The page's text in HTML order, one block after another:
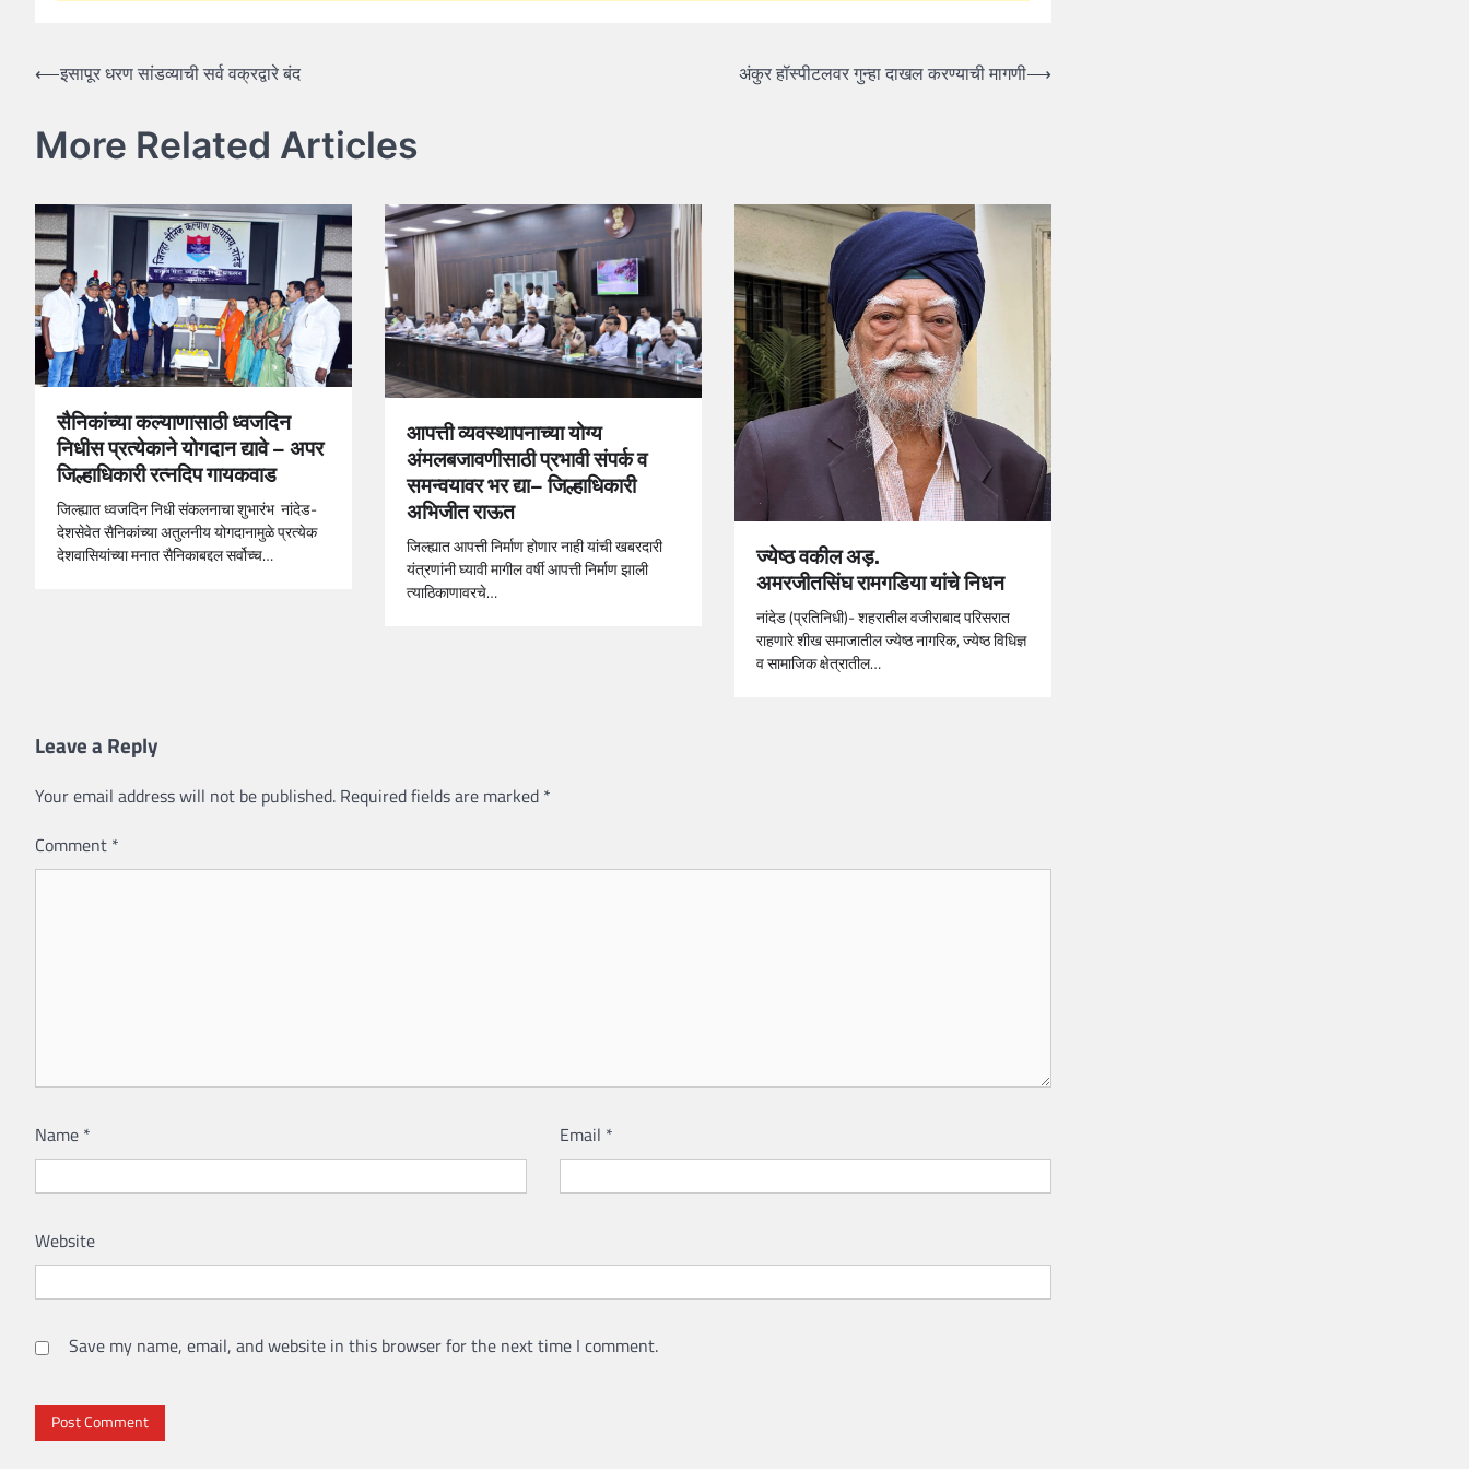
Post
⟵इसापूर धरण सांडव्याची सर्व वक्रद्वारे बंद अंकुर हॉस्पीटलवर गुन्हा दाखल करण्याची मागणी⟶
More Related Articles
सैनिकांच्या कल्याणासाठी ध्वजदिन
निधीस प्रत्येकाने योगदान द्यावे – अपर
जिल्हाधिकारी रत्नदिप गायकवाड
जिल्ह्यात ध्वजदिन निधी संकलनाचा शुभारंभ नांदेड-
देशसेवेत सैनिकांच्या अतुलनीय योगदानामुळे प्रत्येक
देशवासियांच्या मनात सैनिकाबद्दल सर्वोच्च…
आपत्ती व्यवस्थापनाच्या योग्य
अंमलबजावणीसाठी प्रभावी संपर्क व
समन्वयावर भर द्या– जिल्हाधिकारी
अभिजीत राऊत
जिल्ह्यात आपत्ती निर्माण होणार नाही यांची खबरदारी
यंत्रणांनी घ्यावी मागील वर्षी आपत्ती निर्माण झाली
त्याठिकाणावरचे…
ज्येष्ठ वकील अड़.
अमरजीतसिंघ रामगडिया यांचे निधन
नांदेड (प्रतिनिधी)- शहरातील वजीराबाद परिसरात
राहणारे शीख समाजातील ज्येष्ठ नागरिक, ज्येष्ठ विधिज्ञ
व सामाजिक क्षेत्रातील…
Leave a Reply
Your email address will not be published. Required fields are marked *
Comment *
Name * Email *
Website
Save my name, email, and website in this browser for the next time I comment.